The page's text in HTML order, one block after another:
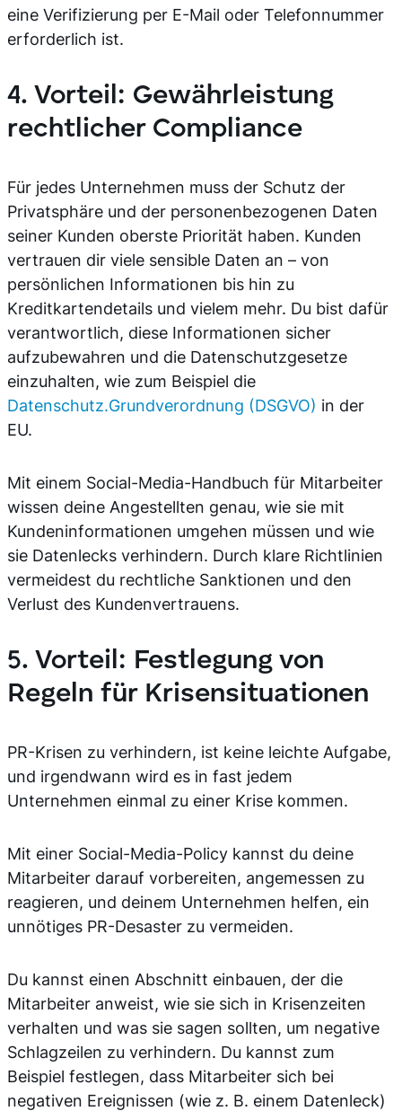
eine Verifizierung per E-Mail oder Telefonnummer
erforderlich ist.
4. Vorteil: Gewährleistung
rechtlicher Compliance
Für jedes Unternehmen muss der Schutz der
Privatsphäre und der personenbezogenen Daten
seiner Kunden oberste Priorität haben. Kunden
vertrauen dir viele sensible Daten an – von
persönlichen Informationen bis hin zu
Kreditkartendetails und vielem mehr. Du bist dafür
verantwortlich, diese Informationen sicher
aufzubewahren und die Datenschutzgesetze
einzuhalten, wie zum Beispiel die
Datenschutz.Grundverordnung (DSGVO) in der
EU.
Mit einem Social-Media-Handbuch für Mitarbeiter
wissen deine Angestellten genau, wie sie mit
Kundeninformationen umgehen müssen und wie
sie Datenlecks verhindern. Durch klare Richtlinien
vermeidest du rechtliche Sanktionen und den
Verlust des Kundenvertrauens.
5. Vorteil: Festlegung von
Regeln für Krisensituationen
PR-Krisen zu verhindern, ist keine leichte Aufgabe,
und irgendwann wird es in fast jedem
Unternehmen einmal zu einer Krise kommen.
Mit einer Social-Media-Policy kannst du deine
Mitarbeiter darauf vorbereiten, angemessen zu
reagieren, und deinem Unternehmen helfen, ein
unnötiges PR-Desaster zu vermeiden.
Du kannst einen Abschnitt einbauen, der die
Mitarbeiter anweist, wie sie sich in Krisenzeiten
verhalten und was sie sagen sollten, um negative
Schlagzeilen zu verhindern. Du kannst zum
Beispiel festlegen, dass Mitarbeiter sich bei
negativen Ereignissen (wie z. B. einem Datenleck)